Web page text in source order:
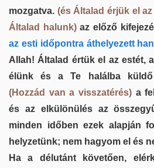
mozgatva. (és Általad érjük el
Általad halunk)az előző
az esti időpontra áthelyezett
Allah! Általad értük el az estét,
élünk és a Te halálba
(Hozzád van a visszatérés)a
és az elkülönülés az
minden időben ezek alapján
helyzetünk; nem hagyom el és
Ha a délutánt követően,